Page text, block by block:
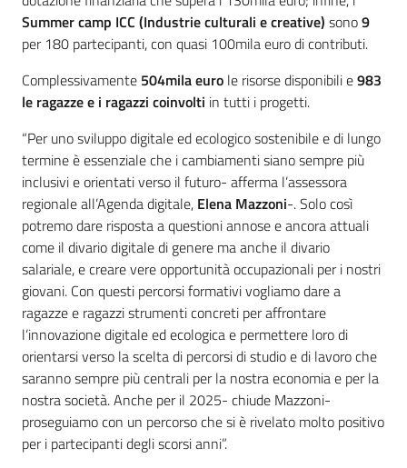
Summer camp ICC (Industrie culturali e creative) sono9
per 180 partecipanti, con quasi 100mila euro di contributi.
Complessivamente 504mila euro le risorse disponibili e983
le ragazze e i ragazzi coinvolti in tutti i progetti.
“Per uno sviluppo digitale ed ecologico sostenibile e di lungo
termine è essenziale che i cambiamenti siano sempre più
inclusivi e orientati verso il futuro- afferma l’assessora
regionale all’Agenda digitale, Elena Mazzoni-. Solo così
potremo dare risposta a questioni annose e ancora attuali
come il divario digitale di genere ma anche il divario
salariale, e creare vere opportunità occupazionali per i nostri
giovani. Con questi percorsi formativi vogliamo dare a
ragazze e ragazzi strumenti concreti per affrontare
l’innovazione digitale ed ecologica e permettere loro di
orientarsi verso la scelta di percorsi di studio e di lavoro che
saranno sempre più centrali per la nostra economia e per la
nostra società. Anche per il 2025- chiude Mazzoni-
proseguiamo con un percorso che si è rivelato molto positivo
per i partecipanti degli scorsi anni”.